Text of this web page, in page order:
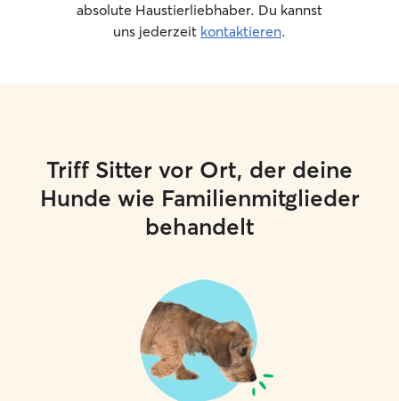
absolute Haustierliebhaber. Du kannst
uns jederzeit kontaktieren.
Triff Sitter vor Ort, der deine
Hunde wie Familienmitglieder
behandelt